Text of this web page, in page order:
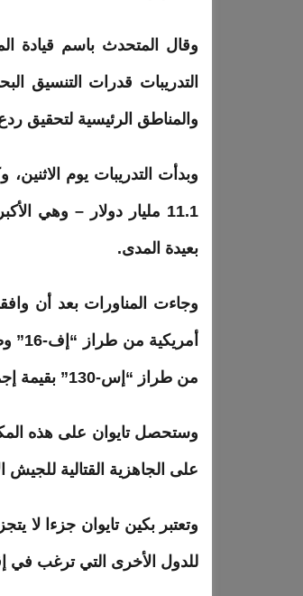
وقال المتحدث باسم قيادة
التدريبات قدرات التنسيق
والمناطق الرئيسية لتحقيق
وبدأت التدريبات يوم
11.1 مليار دولار –
بعيدة المدى.
وجاءت المناورات بعد أن
من طراز “إس-130” بقيمة إجمالية تبلغ 330 مليون دولار.
وستحصل تايوان على هذه
على الجاهزية القتالية للجيش
وتعتبر بكين تايوان جزءا لا
للدول الأخرى التي ترغب في